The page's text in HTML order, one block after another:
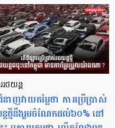
រថយន្ត
នាញវាយតម្លៃថា ការប្រើប្រាស់
តថ្មីនឹងរួមចំណែកដល់៦០% នៅ